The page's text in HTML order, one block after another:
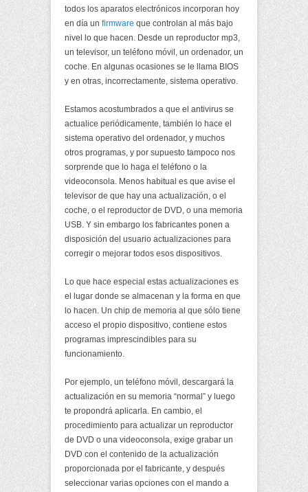
todos los aparatos electrónicos incorporan hoy
en día un firmware que controlan al más bajo
nivel lo que hacen. Desde un reproductor mp3,
un televisor, un teléfono móvil, un ordenador, un
coche. En algunas ocasiones se le llama BIOS
y en otras, incorrectamente, sistema operativo.
Estamos acostumbrados a que el antivirus se
actualice periódicamente, también lo hace el
sistema operativo del ordenador, y muchos
otros programas, y por supuesto tampoco nos
sorprende que lo haga el teléfono o la
videoconsola. Menos habitual es que avise el
televisor de que hay una actualización, o el
coche, o el reproductor de DVD, o una memoria
USB. Y sin embargo los fabricantes ponen a
disposición del usuario actualizaciones para
corregir o mejorar todos esos dispositivos.
Lo que hace especial estas actualizaciones es
el lugar donde se almacenan y la forma en que
lo hacen. Un chip de memoria al que sólo tiene
acceso el propio dispositivo, contiene estos
programas imprescindibles para su
funcionamiento.
Por ejemplo, un teléfono móvil, descargará la
actualización en su memoria “normal” y luego
te propondrá aplicarla. En cambio, el
procedimiento para actualizar un reproductor
de DVD o una videoconsola, exige grabar un
DVD con el contenido de la actualización
proporcionada por el fabricante, y después
seleccionar varias opciones con el mando a